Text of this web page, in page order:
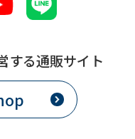
する通販サイト